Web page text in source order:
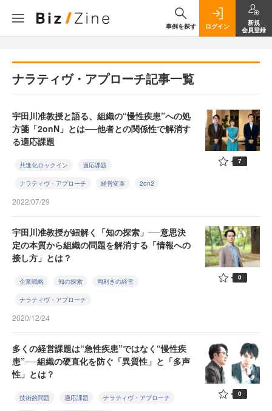
事例を探す ログイン
新規
会員登録
ナラティヴ・アプローチ記事一覧
宇田川准教授と語る、組織の“慢性疾患”への処
方箋「2onN」とは──他者との関係性で解消す
る適応課題
共進化ロックイン 適応課題
ナラティヴ・アプローチ 経営変革 2on2
2022/07/29
7
宇田川准教授が紐解く「知の探索」──意思決
定の本質から組織の問題を解消する「情報への
接し方」とは？
企業戦略 知の探索 両利きの経営
ナラティヴ・アプローチ
2020/12/24
0
多くの経営課題は“急性疾患”ではなく“慢性疾
患”──組織の硬直化を防ぐ「異質性」と「多声
性」とは？
技術的問題 適応課題 ナラティヴ・アプローチ 0